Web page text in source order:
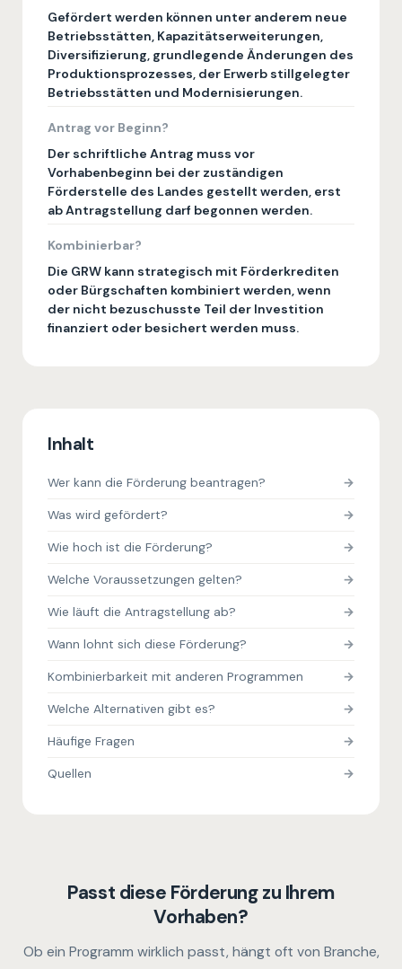
Gefördert werden können unter anderem neue
Betriebsstätten, Kapazitätserweiterungen,
Diversifizierung, grundlegende Änderungen des
Produktionsprozesses, der Erwerb stillgelegter
Betriebsstätten und Modernisierungen.
Antrag vor Beginn?
Der schriftliche Antrag muss vor
Vorhabenbeginn bei der zuständigen
Förderstelle des Landes gestellt werden, erst
ab Antragstellung darf begonnen werden.
Kombinierbar?
Die GRW kann strategisch mit Förderkrediten
oder Bürgschaften kombiniert werden, wenn
der nicht bezuschusste Teil der Investition
finanziert oder besichert werden muss.
Inhalt
Wer kann die Förderung beantragen?
Was wird gefördert?
Wie hoch ist die Förderung?
Welche Voraussetzungen gelten?
Wie läuft die Antragstellung ab?
Wann lohnt sich diese Förderung?
Kombinierbarkeit mit anderen Programmen
Welche Alternativen gibt es?
Häufige Fragen
Quellen
Passt diese Förderung zu Ihrem
Vorhaben?
Ob ein Programm wirklich passt, hängt oft von Branche,